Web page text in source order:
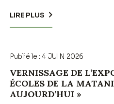
LIRE PLUS
Publié le : 4 JUIN 2026
VERNISSAGE DE
ÉCOLES DE LA
AUJOURD’HUI »